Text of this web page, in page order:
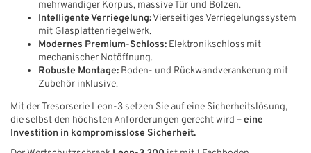
mehrwandiger Korpus, massive Tür und Bolzen.
Intelligente Verriegelung:Vierseitiges Verriegelungssystem
mit Glasplattenriegelwerk.
Modernes Premium-Schloss: Elektronikschloss mit
mechanischer Notöffnung.
Robuste Montage: Boden- und Rückwandverankerung mit
Zubehör inklusive.
Mit der Tresorserie Leon-3 setzen Sie auf eine Sicherheitslösung,
die selbst den höchsten Anforderungen gerecht wird –eine
Investition in kompromisslose Sicherheit.